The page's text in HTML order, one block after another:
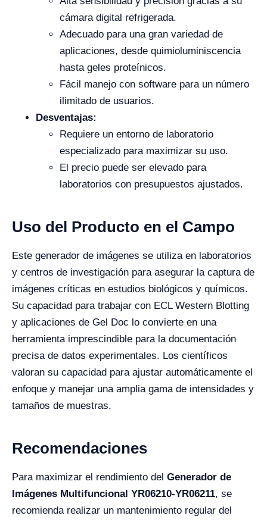
cámara digital refrigerada.
Adecuado para una gran variedad de
aplicaciones, desde quimioluminiscencia
hasta geles proteínicos.
Fácil manejo con software para un número
ilimitado de usuarios.
Desventajas:
Requiere un entorno de laboratorio
especializado para maximizar su uso.
El precio puede ser elevado para
laboratorios con presupuestos ajustados.
Uso del Producto en el Campo
Este generador de imágenes se utiliza en laboratorios
y centros de investigación para asegurar la captura de
imágenes críticas en estudios biológicos y químicos.
Su capacidad para trabajar con ECL Western Blotting
y aplicaciones de Gel Doc lo convierte en una
herramienta imprescindible para la documentación
precisa de datos experimentales. Los científicos
valoran su capacidad para ajustar automáticamente el
enfoque y manejar una amplia gama de intensidades y
tamaños de muestras.
Recomendaciones
Para maximizar el rendimiento del Generador de
Imágenes Multifuncional YR06210-YR06211, se
recomienda realizar un mantenimiento regular del